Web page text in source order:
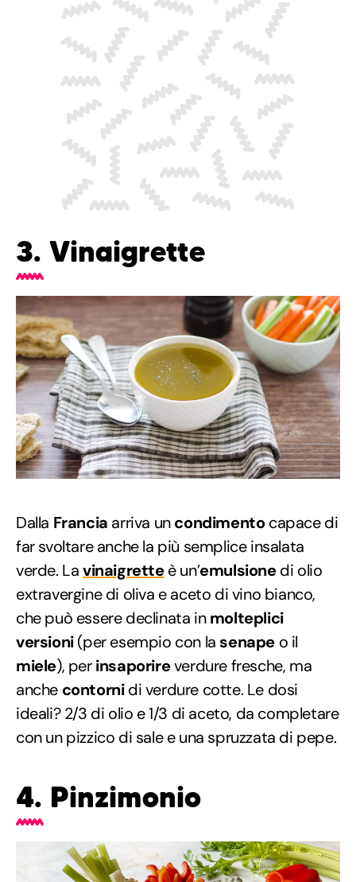
3. Vinaigrette
Dalla Francia arriva uncondimentocapace di
far svoltare anche la più semplice insalata
verde. Lavinaigretteè un’emulsionedi olio
extravergine di oliva e aceto di vino bianco,
che può essere declinata inmolteplici
versioni(per esempio con la senape o il
miele), perinsaporireverdure fresche, ma
anche contornidi verdure cotte. Le dosi
ideali? 2/3 di olio e 1/3 di aceto, da completare
con un pizzico di sale e una spruzzata di pepe.
4. Pinzimonio